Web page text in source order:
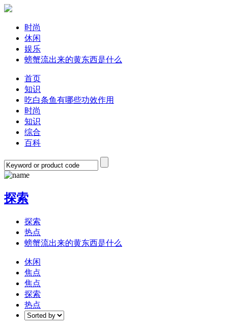
时尚
休闲
娱乐
螃蟹流出来的黄东西是什么
首页
知识
吃白条鱼有哪些功效作用
时尚
知识
综合
百科
探索
探索
热点
螃蟹流出来的黄东西是什么
休闲
焦点
焦点
探索
热点